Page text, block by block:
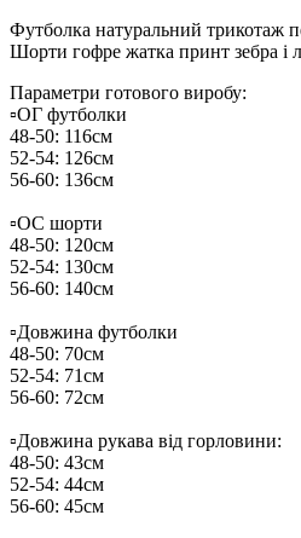
Футболка натуральний трикотаж
Шорти гофре жатка принт зебра і
Параметри готового виробу:
▫️ОГ футболки
48-50: 116см
52-54: 126см
56-60: 136см
▫️ОС шорти
48-50: 120см
52-54: 130см
56-60: 140см
▫️Довжина футболки
48-50: 70см
52-54: 71см
56-60: 72см
▫️Довжина рукава від горловини:
48-50: 43см
52-54: 44см
56-60: 45см